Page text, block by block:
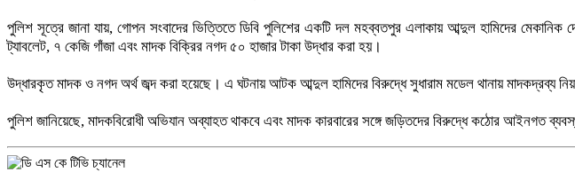
পলাতক হাসিনার বক্তব্যকে পাত্তা দিচ্ছি না, তবে রাষ্ট্রবিরোধী বক্তব্যের নিন্দা: নাছির উদ্দীন
ভূরুঙ্গামারী উপজেলা প্রশাসনের জুলাই গণঅভ্যুত্থানের ২ বছর পূর্তি অনুষ্ঠানে উদাসীনতা ও দায়িত্বহীনতার তীব্র নিন্দা ও প্রতিবাদ
‎পুলিশ সূত্রে জানা যায়, গোপন সংবাদের ভিত্তিতে ডিবি পুলিশের একটি দল মহব্বতপুর এলাকায় আব্দুল হামিদের
ট্যাবলেট, ৭ কেজি গাঁজা এবং মাদক বিক্রির নগদ ৫০ হাজার টাকা উদ্ধার করা হয়।
‎উদ্ধারকৃত মাদক ও নগদ অর্থ জব্দ করা হয়েছে। এ ঘটনায় আটক আব্দুল হামিদের বিরুদ্ধে সুধারাম মডেল থানায় মাদকদ্রব্য
‎পুলিশ জানিয়েছে, মাদকবিরোধী অভিযান অব্যাহত থাকবে এবং মাদক কারবারের সঙ্গে জড়িতদের বিরুদ্ধে কঠোর আইনগত